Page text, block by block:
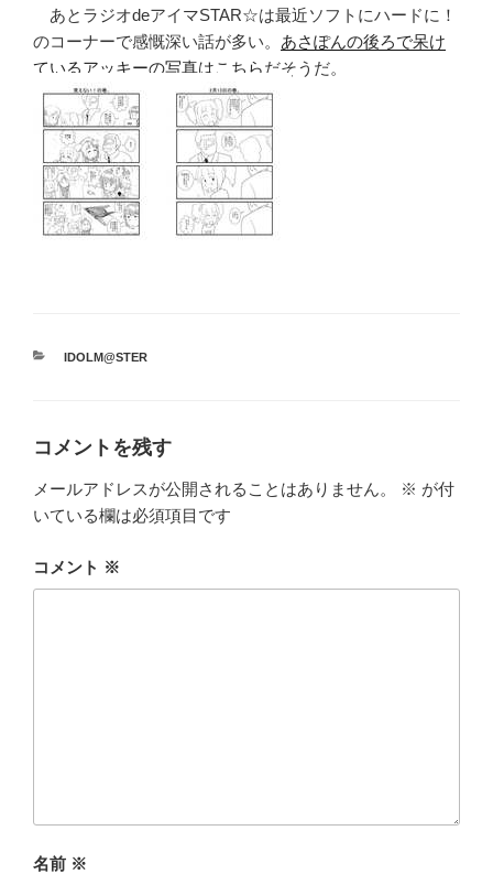
あとラジオdeアイマSTAR☆は最近ソフトにハードに！
のコーナーで感慨深い話が多い。 あさぽんの後ろで呆け
ているアッキーの写真はこちらだそうだ。
カ
IDOLM@STER
コメントを残す
メールアドレスが公開されることはありません。 ※ が付
いている欄は必須項目です
コメント ※
名前 ※